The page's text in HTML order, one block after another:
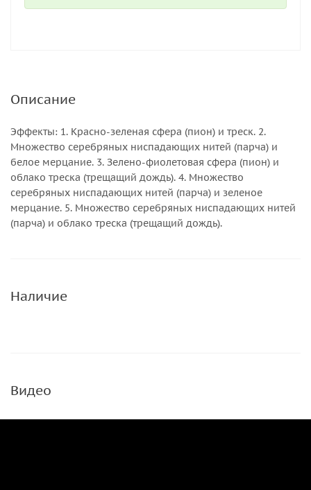
Описание
Эффекты: 1. Красно-зеленая сфера (пион) и треск. 2.
Множество серебряных ниспадающих нитей (парча) и
белое мерцание. 3. Зелено-фиолетовая сфера (пион) и
облако треска (трещащий дождь). 4. Множество
серебряных ниспадающих нитей (парча) и зеленое
мерцание. 5. Множество серебряных ниспадающих нитей
(парча) и облако треска (трещащий дождь).
Наличие
Видео